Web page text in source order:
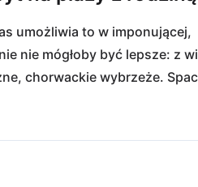
umożliwia to w imponującej,
nie mógłoby być lepsze: z
chorwackie wybrzeże.
do wszystkich innych
czy ruchliwe centrum
z Splitu, a najbliższe
nieco ponad godzinie.